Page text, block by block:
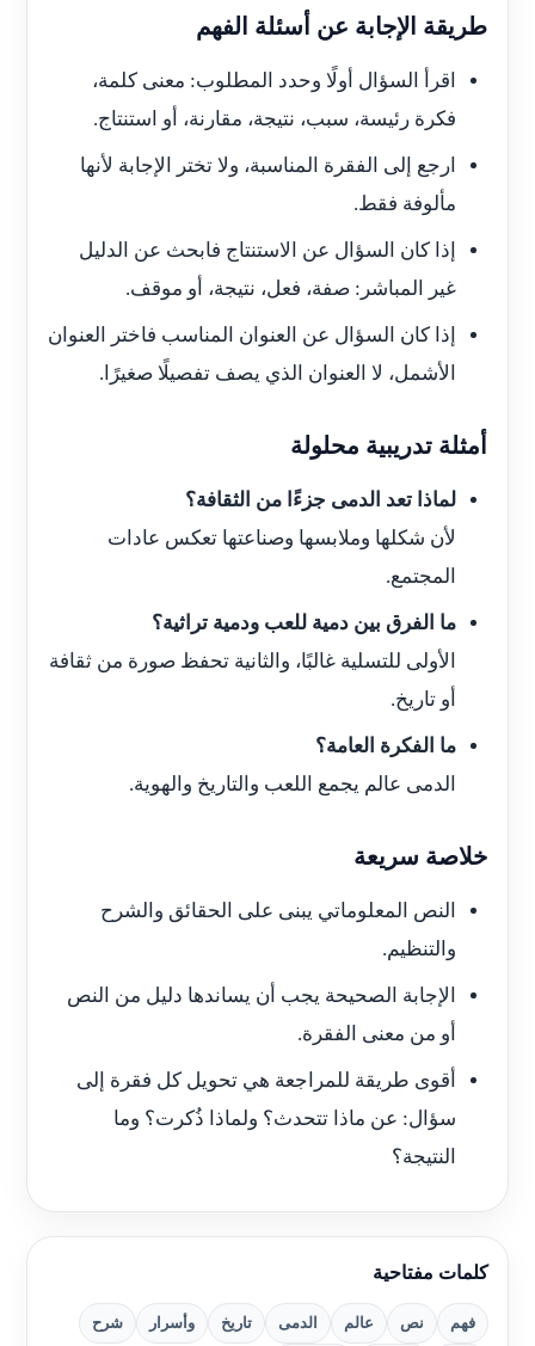
طريقة الإجابة عن أسئلة الفهم
اقرأ السؤال أولًا وحدد المطلوب: معنى كلمة،
فكرة رئيسة، سبب، نتيجة، مقارنة، أو استنتاج.
ارجع إلى الفقرة المناسبة، ولا تختر الإجابة لأنها
مألوفة فقط.
إذا كان السؤال عن الاستنتاج فابحث عن الدليل
غير المباشر: صفة، فعل، نتيجة، أو موقف.
إذا كان السؤال عن العنوان المناسب فاختر العنوان
الأشمل، لا العنوان الذي يصف تفصيلًا صغيرًا.
أمثلة تدريبية محلولة
لماذا تعد الدمى جزءًا من الثقافة؟
لأن شكلها وملابسها وصناعتها تعكس عادات
المجتمع.
ما الفرق بين دمية للعب ودمية تراثية؟
الأولى للتسلية غالبًا، والثانية تحفظ صورة من ثقافة
أو تاريخ.
ما الفكرة العامة؟
الدمى عالم يجمع اللعب والتاريخ والهوية.
خلاصة سريعة
النص المعلوماتي يبنى على الحقائق والشرح
والتنظيم.
الإجابة الصحيحة يجب أن يساندها دليل من النص
أو من معنى الفقرة.
أقوى طريقة للمراجعة هي تحويل كل فقرة إلى
سؤال: عن ماذا تتحدث؟ ولماذا ذُكرت؟ وما
النتيجة؟
كلمات مفتاحية
فهم نص عالم الدمى تاريخ وأسرار شرح